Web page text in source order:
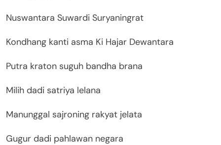
Nuswantara Suwardi Suryaningrat
Kondhang kanti asma Ki Hajar Dewantara
Putra kraton suguh bandha brana
Milih dadi satriya lelana
Manunggal sajroning rakyat jelata
Gugur dadi pahlawan negara